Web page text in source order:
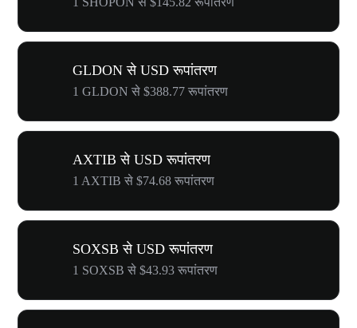
GLDON से USD रूपांतरण
1 GLDON से $388.77 रूपांतरण
AXTIB से USD रूपांतरण
1 AXTIB से $74.68 रूपांतरण
SOXSB से USD रूपांतरण
1 SOXSB से $43.93 रूपांतरण